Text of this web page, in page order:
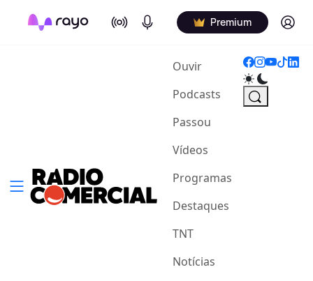
On Air Podcasts Premium Log in
Ouvir(current)
Podcasts
Passou
Vídeos
Programas
Destaques
TNT
Notícias